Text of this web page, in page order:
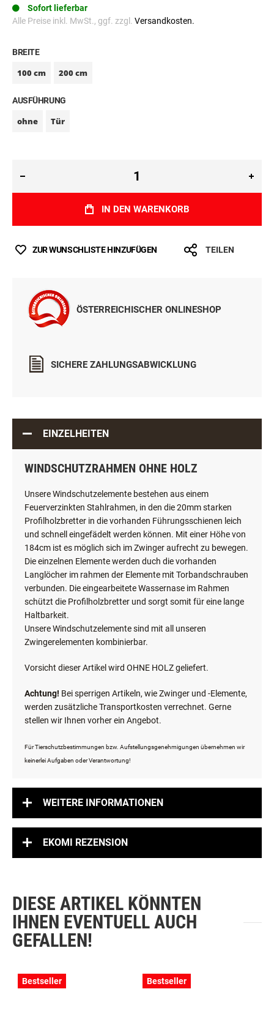
Sofort lieferbar
Alle Preise inkl. MwSt., ggf. zzgl. Versandkosten.
BREITE
100 cm 200 cm
AUSFÜHRUNG
ohne Tür
IN DEN WARENKORB
ZUR WUNSCHLISTE HINZUFÜGEN TEILEN
ÖSTERREICHISCHER ONLINESHOP
SICHERE ZAHLUNGSABWICKLUNG
EINZELHEITEN
WINDSCHUTZRAHMEN OHNE HOLZ
Unsere Windschutzelemente bestehen aus einem
Feuerverzinkten Stahlrahmen, in den die 20mm starken
Profilholzbretter in die vorhanden Führungsschienen leich
und schnell eingefädelt werden können. Mit einer Höhe von
184cm ist es möglich sich im Zwinger aufrecht zu bewegen.
Die einzelnen Elemente werden duch die vorhanden
Langlöcher im rahmen der Elemente mit Torbandschrauben
verbunden. Die eingearbeitete Wassernase im Rahmen
schützt die Profilholzbretter und sorgt somit für eine lange
Haltbarkeit.
Unsere Windschutzelemente sind mit all unseren
Zwingerelementen kombinierbar.
Vorsicht dieser Artikel wird OHNE HOLZ geliefert.
Achtung! Bei sperrigen Artikeln, wie Zwinger und -Elemente,
werden zusätzliche Transportkosten verrechnet. Gerne
stellen wir Ihnen vorher ein Angebot.
Für Tierschutzbestimmungen bzw. Aufstellungsgenehmigungen übernehmen wir
keinerlei Aufgaben oder Verantwortung!
WEITERE INFORMATIONEN
EKOMI REZENSION
DIESE ARTIKEL KÖNNTEN
IHNEN EVENTUELL AUCH
GEFALLEN!
Bestseller Bestseller